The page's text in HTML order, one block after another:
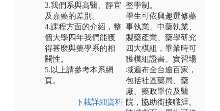
3.我們系與高醫、靜宜
及嘉藥的差別。
4.課程方面的介紹，整
個大學四年我們能獲
得甚麼與藥學系的相
關性。
5.以上請參考本系網
頁。
下載詳細資料
整學制。
學生可依興趣選修藥
事執業、中藥執業、
製藥產業、藥學研究
四大模組，畢業時可
獲模組證書。實習場
域遍布全台逾百家，
包括社區藥局、藥
廠、藥政單位及醫
院，協助銜接職涯。